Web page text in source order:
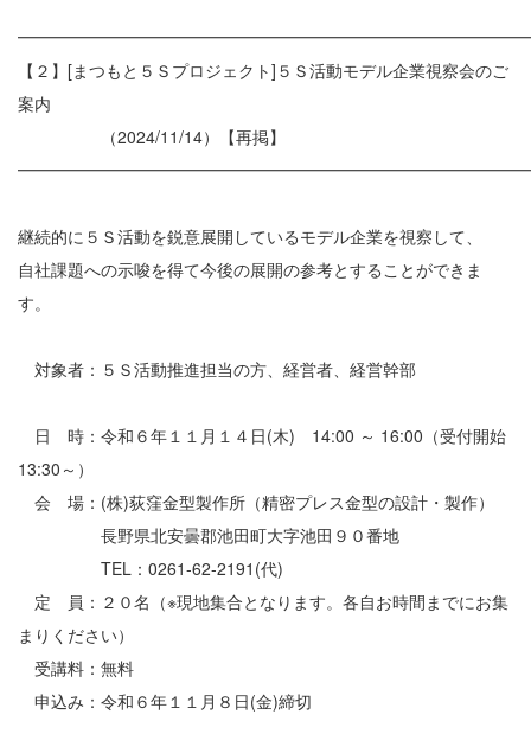
【２】[まつもと５Ｓプロジェクト]５Ｓ活動モデル企業視察会のご
案内
（2024/11/14）【再掲】
継続的に５Ｓ活動を鋭意展開しているモデル企業を視察して、
自社課題への示唆を得て今後の展開の参考とすることができま
す。
対象者：５Ｓ活動推進担当の方、経営者、経営幹部
日 時：令和６年１１月１４日(木) 14:00 ～ 16:00（受付開始
13:30～）
会 場：(株)荻窪金型製作所（精密プレス金型の設計・製作）
長野県北安曇郡池田町大字池田９０番地
TEL：0261-62-2191(代)
定 員：２０名（※現地集合となります。各自お時間までにお集
まりください）
受講料：無料
申込み：令和６年１１月８日(金)締切